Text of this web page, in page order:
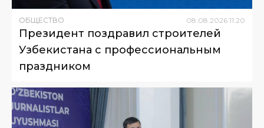
ОБЩЕСТВО 08 08 2026 11:20
Президент поздравил строителей
Узбекистана с профессиональным
праздником